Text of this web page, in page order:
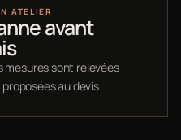
ATELIER
avant
mesures sont relevées
au devis.